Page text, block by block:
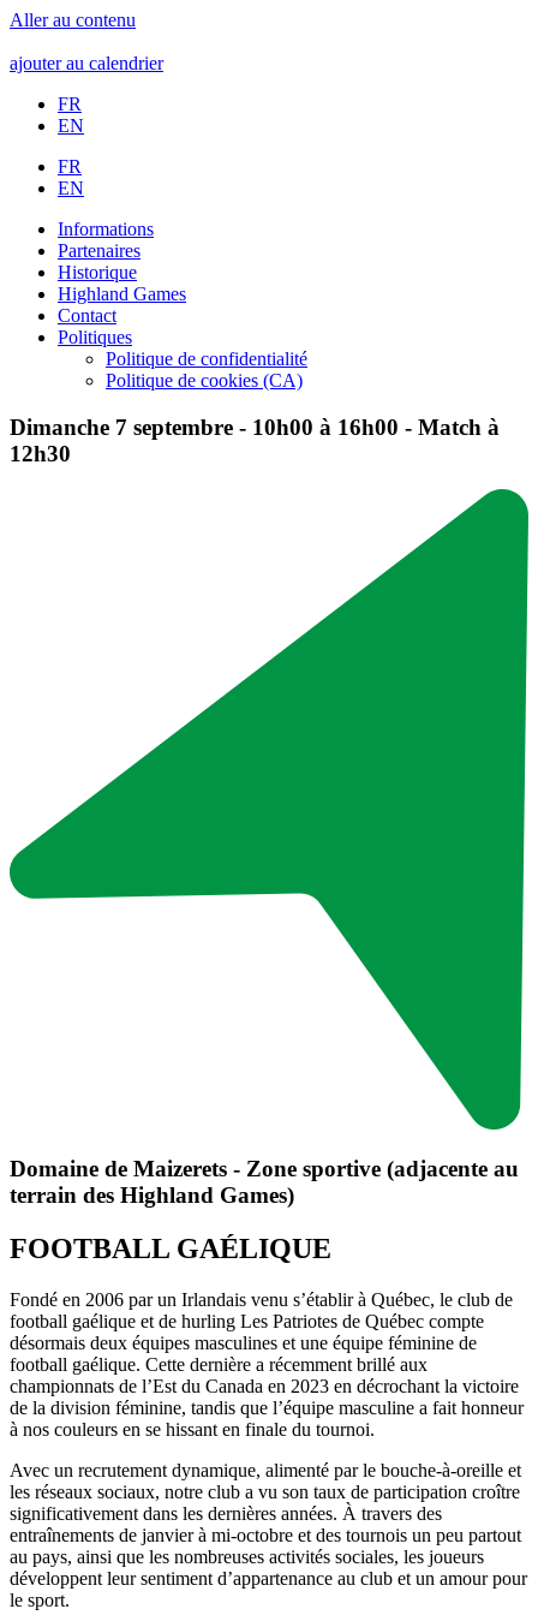
Aller au contenu
ajouter au calendrier
FR
EN
FR
EN
Informations
Partenaires
Historique
Highland Games
Contact
Politiques
Politique de confidentialité
Politique de cookies (CA)
Dimanche 7 septembre - 10h00 à 16h00 - Match à
12h30
Domaine de Maizerets - Zone sportive (adjacente au
terrain des Highland Games)
FOOTBALL GAÉLIQUE
Fondé en 2006 par un Irlandais venu s’établir à Québec, le club de
football gaélique et de hurling Les Patriotes de Québec compte
désormais deux équipes masculines et une équipe féminine de
football gaélique. Cette dernière a récemment brillé aux
championnats de l’Est du Canada en 2023 en décrochant la victoire
de la division féminine, tandis que l’équipe masculine a fait honneur
à nos couleurs en se hissant en finale du tournoi.
Avec un recrutement dynamique, alimenté par le bouche-à-oreille et
les réseaux sociaux, notre club a vu son taux de participation croître
significativement dans les dernières années. À travers des
entraînements de janvier à mi-octobre et des tournois un peu partout
au pays, ainsi que les nombreuses activités sociales, les joueurs
développent leur sentiment d’appartenance au club et un amour pour
le sport.